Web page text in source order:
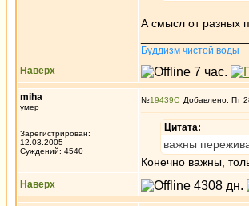
А смысл от разных
Буддизм чистой воды
Наверх
miha
умер
Зарегистрирован:
12.03.2005
Суждений: 4540
№19439 Добавлено: Пт
Цитата:
важны
Конечно важны,
Наверх